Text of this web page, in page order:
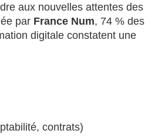
aux nouvelles attentes des
par France Num, 74 % des
digitale constatent une
en 2025 ?
contrats)